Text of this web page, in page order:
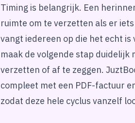
Timing is belangrijk. Een
ruimte om te verzetten als er
vangt iedereen op die het echt
maak de volgende stap
verzetten of af te zeggen.
compleet met een PDF-factuur
zodat deze hele cyclus vanzelf